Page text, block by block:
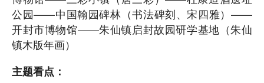
公园——中国翰园碑林（书法碑刻、宋四雅）——
开封市博物馆——朱仙镇启封故园研学基地（朱仙
镇木版年画）
主题看点：